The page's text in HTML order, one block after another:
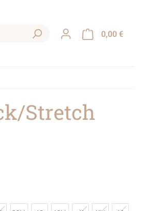
0,00 €
Stretch